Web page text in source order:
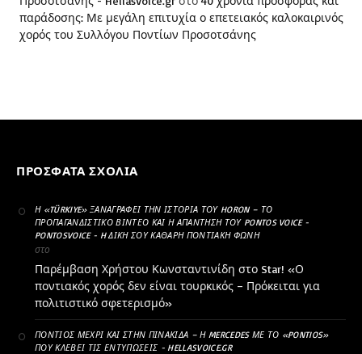
παράδοσης: Με μεγάλη επιτυχία ο επετειακός καλοκαιρινός
χορός του Συλλόγου Ποντίων Προσοτσάνης
ΠΡΌΣΦΑΤΑ ΣΧΌΛΙΑ
Η «TÜRKIYE» ΞΑΝΑΓΡΆΦΕΙ ΤΗΝ ΙΣΤΟΡΊΑ ΤΟΥ HORON – ΤΟ
ΠΡΟΠΑΓΑΝΔΙΣΤΙΚΌ ΒΊΝΤΕΟ ΚΑΙ Η ΑΠΆΝΤΗΣΗ ΤΟΥ PONTOS VOICE -
PONTOSVOICE - H ΔΙΚΉ ΣΟΥ ΚΑΘΑΡΗ ΠΟΝΤΙΑΚΉ ΦΩΝΉ
στο
Παρέμβαση Χρήστου Κωνσταντινίδη στο Star! «Ο
ποντιακός χορός δεν είναι τουρκικός – Πρόκειται για
πολιτιστικό σφετερισμό»
ΠΌΝΤΙΟΣ ΜΈΧΡΙ ΚΑΙ ΣΤΗΝ ΠΙΝΑΚΊΔΑ – Η MERCEDES ΜΕ ΤΟ «PONTIOS»
ΠΟΥ ΚΛΈΒΕΙ ΤΙΣ ΕΝΤΥΠΏΣΕΙΣ - HELLASVOICE.GR